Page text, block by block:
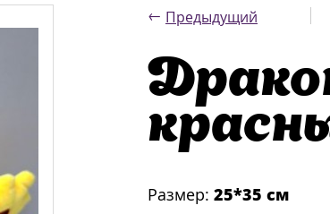
← Предыдущий
Размер: 25*35 см